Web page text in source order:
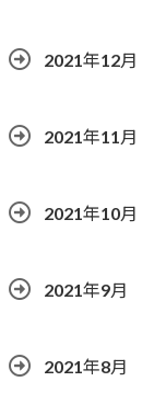
2021年12月
2021年11月
2021年10月
2021年9月
2021年8月